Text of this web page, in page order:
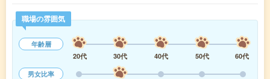
職場の雰囲気
年齢層
20代
30代 40代 50代
60代
男女比率